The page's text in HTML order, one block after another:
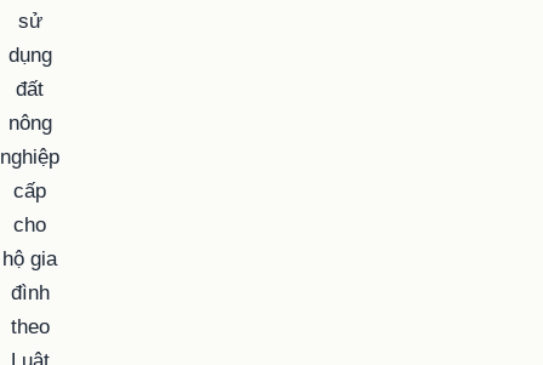
sử
dụng
đất
nông
nghiệp
cấp
cho
hộ gia
đình
theo